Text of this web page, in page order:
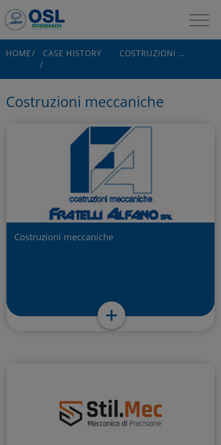
HOME CASE HISTORY COSTRUZIONI MECCANICHE
Costruzioni meccaniche
Costruzioni meccaniche
+